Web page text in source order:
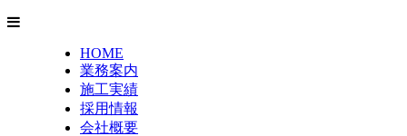
HOME
業務案内
施工実績
採用情報
会社概要